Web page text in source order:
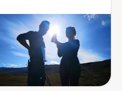
På bloggen
hvor mye
brukte i løpet av